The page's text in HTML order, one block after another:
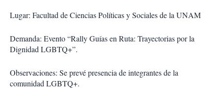
Lugar: Facultad de Ciencias Políticas y Sociales de la UNAM
Demanda: Evento “Rally Guías en Ruta: Trayectorias por la
Dignidad LGBTQ+”.
Observaciones: Se prevé presencia de integrantes de la
comunidad LGBTQ+.